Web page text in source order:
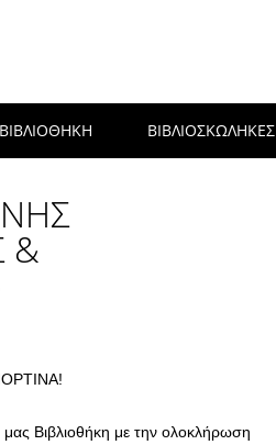
ΒΙΒΛΙΟΣΚΩΛΗΚΕΣ
&
Βιβλιοθήκη με την ολοκλήρωση